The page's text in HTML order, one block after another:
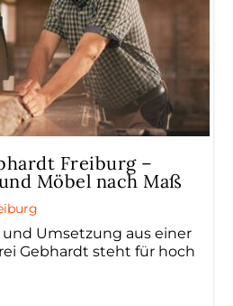
Freiburg –
Möbel nach Maß
Umsetzung aus einer
Gebhardt steht für hoch